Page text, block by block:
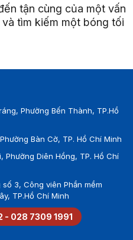
tận cùng của một vấn
tìm kiếm một bóng tối
Phường Bến Thành, TP.Hồ
Bàn Cờ, TP. Hồ Chí Minh
Phường Diên Hồng, TP. Hồ Chí
3, Công viên Phần mềm
TP.Hồ Chí Minh
- 028 7309 1991